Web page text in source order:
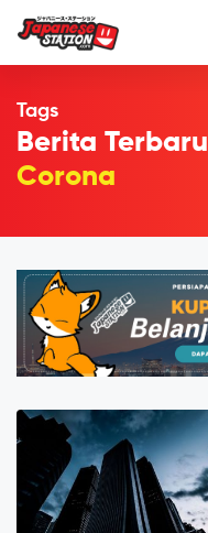
Tags
Berita Terbaru
Corona